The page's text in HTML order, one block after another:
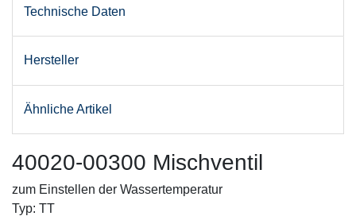
Technische Daten
Hersteller
Ähnliche Artikel
40020-00300 Mischventil
zum Einstellen der Wassertemperatur
Typ: TT